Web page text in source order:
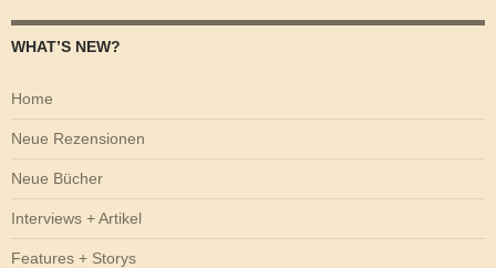
WHAT’S NEW?
Home
Neue Rezensionen
Neue Bücher
Interviews + Artikel
Features + Storys